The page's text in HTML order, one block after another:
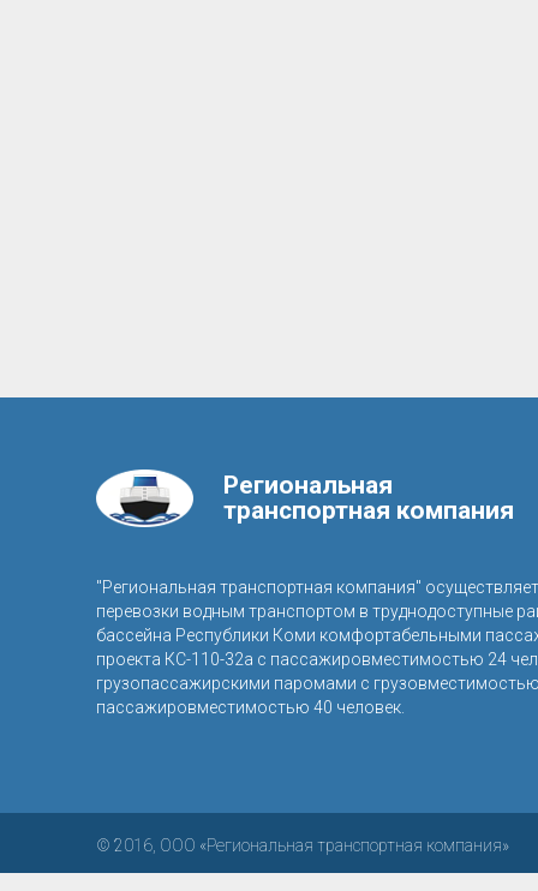
Региональная
транспортная компания
"Региональная транспортная компания"
перевозки водным транспортом в труднодоступные
бассейна Республики Коми комфортабельными
проекта КС-110-32а с пассажировместимостью 24
грузопассажирскими паромами с
пассажировместимостью 40 человек.
© 2016, ООО «Региональная транспортная компания»